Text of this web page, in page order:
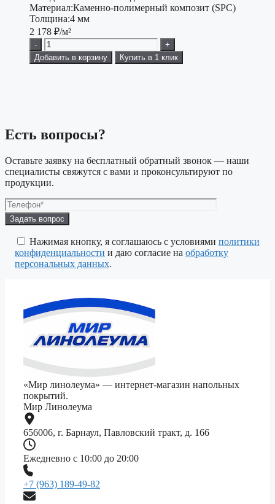
Материал:Каменно-полимерный композит (SPC)
Толщина:4 мм
2 178 ₽/м²
-
+
Добавить в корзину
Купить в 1 клик
Есть вопросы?
Оставьте заявку на бесплатный обратный звонок — наши
специалисты свяжутся с вами и проконсультируют по
продукции.
Оставьте
это
поле
пустым.
Нажимая кнопку, я соглашаюсь с условиями политики
конфиденциальности и даю согласие на обработку
персональных данных.
«Мир линолеума» — интернет-магазин напольных
покрытий.
Мир Линолеума
656006, г. Барнаул, Павловский тракт, д. 166
Ежедневно с 10:00 до 20:00
+7 (963) 189-49-82